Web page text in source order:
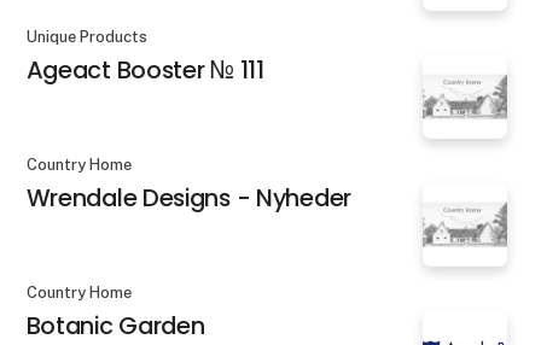
Unique Products
Ageact Booster № 111
Country Home
Wrendale Designs - Nyheder
Country Home
Botanic Garden